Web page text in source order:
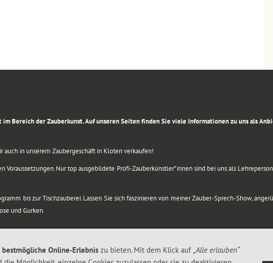
Bereich der Zauberkunst. Auf unseren Seiten finden Sie viele Informationen zu uns als
auch in unserem Zaubergeschäft in Kloten verkaufen!
Nur top ausgebildete Profi-Zauberkünstler*innen sind bei uns als
bis zur Tischzauberei. Lassen Sie sich faszinieren von meiner Zauber-Sprech-Show,
und Gurken.
bestmögliche Online-Erlebnis zu bieten. Mit dem Klick auf „Alle erlauben“